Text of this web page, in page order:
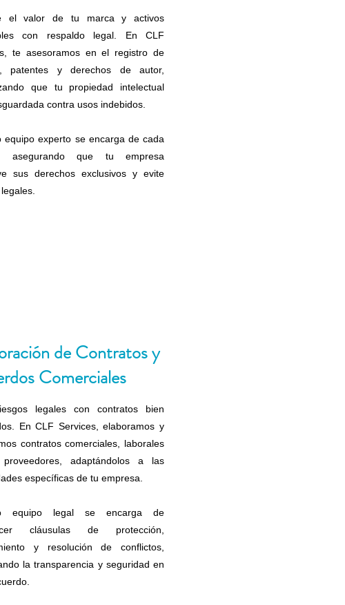
el valor de tu marca y activos
con respaldo legal. En CLF
te asesoramos en el registro de
patentes y derechos de autor,
que tu propiedad intelectual
contra usos indebidos.
equipo experto se encarga de cada
asegurando que tu empresa
sus derechos exclusivos y evite
de Contratos y
Comerciales
legales con contratos bien
En CLF Services, elaboramos y
contratos comerciales, laborales
adaptándolos a las
específicas de tu empresa.
equipo legal se encarga de
cláusulas de protección,
y resolución de conflictos,
la transparencia y seguridad en